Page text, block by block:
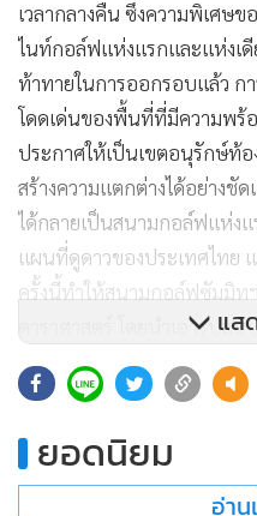
เวลากลางคืน ซึ่งความพิเศษ
ไนท์กอล์ฟแห่งแรกและแห่งเดี
ท้าทายในการออกรอบแล้ว ก
โดดเด่นของพื้นที่ที่มีความพร้
ประกาศให้เป็นเขตอนุรักษ์ท้
สร้างความแตกต่างได้อย่างชัด
ได้กลายเป็นสนามกอล์ฟแห่ง
แผนที่ดูดาวของประเทศไทย
ครั้งนี้ทำให้สนามกอล์ฟซัมมิท
ดาราศาสตร์ โดยนำเอารูปแ
ต่อยอดธุรกิจ เพื่อกระตุ้นเศร
คึกคักในช่วง Green Season
มาร่วมสัมผัสประการณ์ใหม่ใ
แส
ยอดนิยม
อ่า